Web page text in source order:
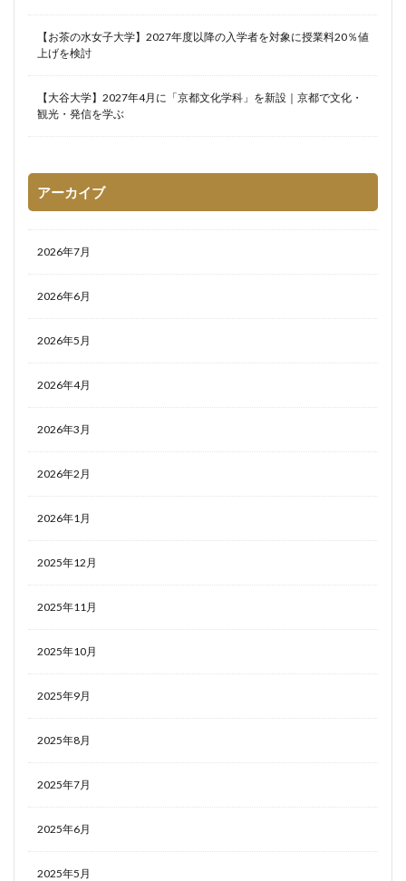
【お茶の水女子大学】2027年度以降の入学者を対象に授業料20％値
上げを検討
【大谷大学】2027年4月に「京都文化学科」を新設｜京都で文化・
観光・発信を学ぶ
アーカイブ
2026年7月
2026年6月
2026年5月
2026年4月
2026年3月
2026年2月
2026年1月
2025年12月
2025年11月
2025年10月
2025年9月
2025年8月
2025年7月
2025年6月
2025年5月